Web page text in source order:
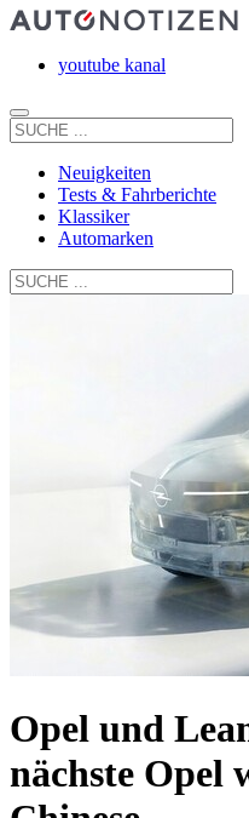
youtube kanal
Neuigkeiten
Tests & Fahrberichte
Klassiker
Automarken
Opel und
nächste Opel